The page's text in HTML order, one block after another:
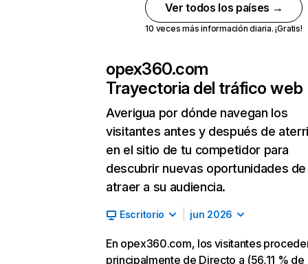
Ver todos los países →
10 veces más información diaria. ¡Gratis!
opex360.com
Trayectoria del tráfico web
Averigua por dónde navegan los
visitantes antes y después de
en el sitio de tu competidor para
descubrir nuevas oportunidades de
atraer a su audiencia.
Escritorio jun 2026
En opex360.com, los visitantes
principalmente de Directo a (56,11 % de